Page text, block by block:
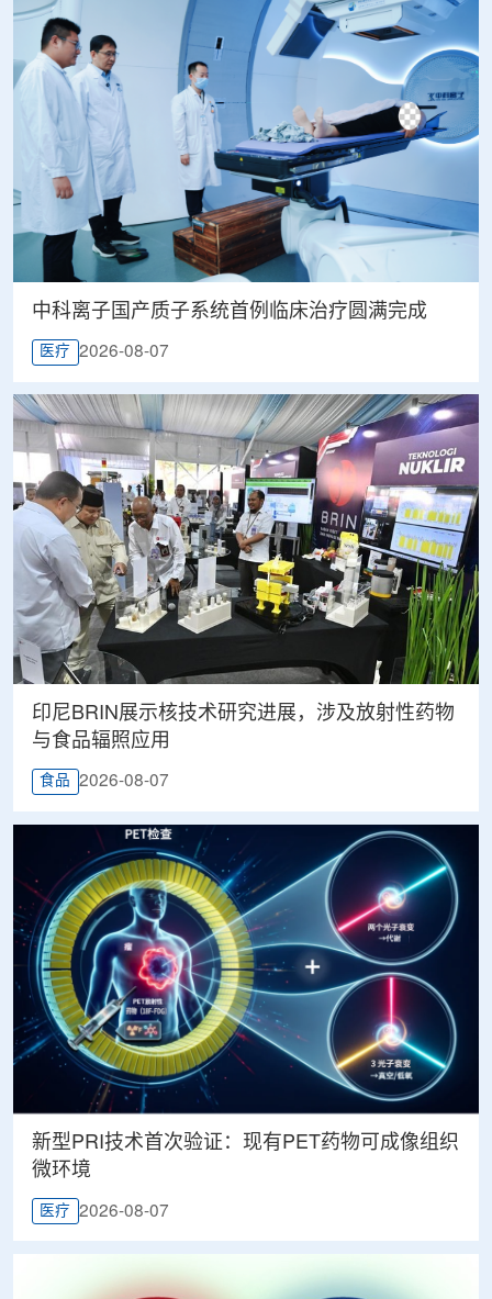
中科离子国产质子系统首例临床治疗圆满完成
医疗 2026-08-07
印尼BRIN展示核技术研究进展，涉及放射性药物
与食品辐照应用
食品 2026-08-07
新型PRI技术首次验证：现有PET药物可成像组织
微环境
医疗 2026-08-07